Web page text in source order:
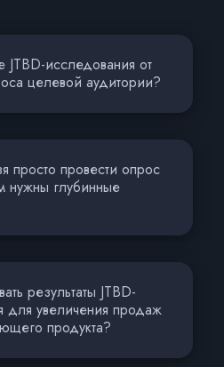
JTBD-исследования от
целевой аудитории?
просто провести опрос
нужны глубинные
результаты JTBD-
для увеличения продаж
продукта?